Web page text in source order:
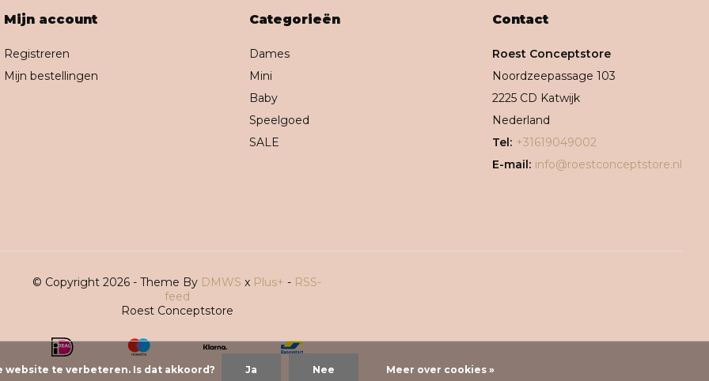
Mijn account
Registreren
Mijn bestellingen
Categorieën
Dames
Mini
Baby
Speelgoed
SALE
Contact
Roest Conceptstore
Noordzeepassage 103
2225 CD Katwijk
Nederland
Tel: +31619049002
E-mail: info@roestconceptstore.nl
© Copyright 2026 - Theme By DMWS x Plus+ - RSS-
feed
Roest Conceptstore
website te verbeteren. Is dat akkoord? Ja Nee Meer over cookies »